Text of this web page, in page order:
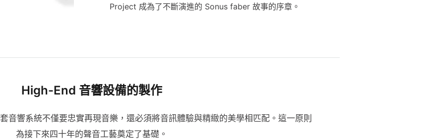
Project 成為了不斷演進的 Sonus faber 故事的序章。
High-End 音響設備的製作
音響系統不僅要忠實再現音樂，還必須將音訊體驗與精緻的美學相匹配。這一原則
為接下來四十年的聲音工藝奠定了基礎。